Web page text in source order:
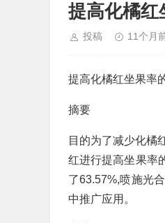
提高化橘红
投稿 11个月
提高化橘红坐果率
摘要
目的为了减少化橘
红进行提高坐果率
了63.57%,喷施光
中推广应用。